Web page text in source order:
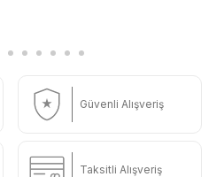
Güvenli Alışveriş
Taksitli Alışveriş